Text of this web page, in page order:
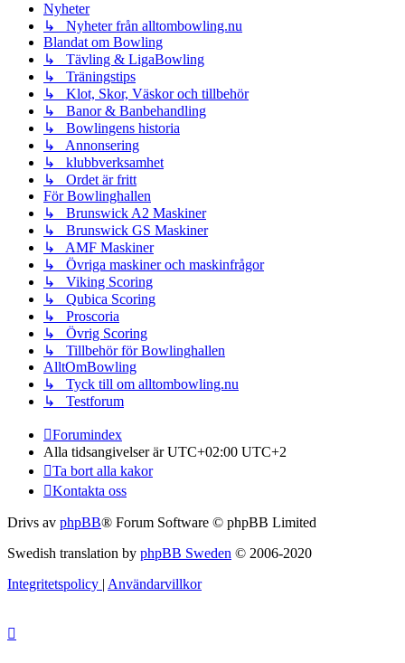
Nyheter
↳ Nyheter från alltombowling.nu
Blandat om Bowling
↳ Tävling & LigaBowling
↳ Träningstips
↳ Klot, Skor, Väskor och tillbehör
↳ Banor & Banbehandling
↳ Bowlingens historia
↳ Annonsering
↳ klubbverksamhet
↳ Ordet är fritt
För Bowlinghallen
↳ Brunswick A2 Maskiner
↳ Brunswick GS Maskiner
↳ AMF Maskiner
↳ Övriga maskiner och maskinfrågor
↳ Viking Scoring
↳ Qubica Scoring
↳ Proscoria
↳ Övrig Scoring
↳ Tillbehör för Bowlinghallen
AlltOmBowling
↳ Tyck till om alltombowling.nu
↳ Testforum
Forumindex
Alla tidsangivelser är UTC+02:00 UTC+2
Ta bort alla kakor
Kontakta oss
Drivs av phpBB® Forum Software © phpBB Limited
Swedish translation by phpBB Sweden © 2006-2020
Integritetspolicy | Användarvillkor